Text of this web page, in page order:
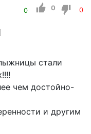
0 0 0
стали
чем достойно-
и другим